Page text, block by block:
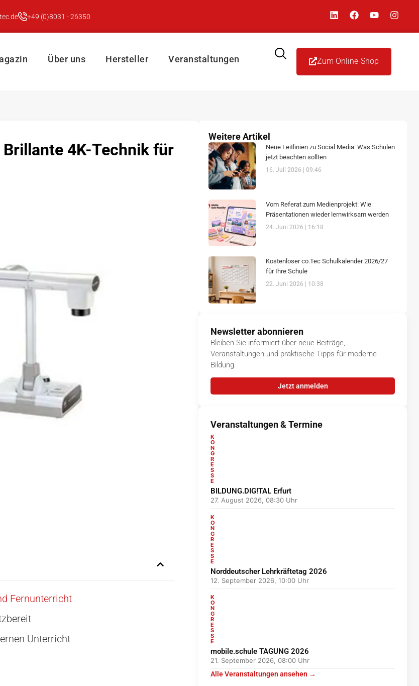
+49 (0)8031 - 26350
Über uns Hersteller Veranstaltungen Zum Online-Shop
4K-Technik für
Fernunterricht
Unterricht
Weitere Artikel
Neue Leitlinien zu Social Media: Was Schulen
jetzt beachten sollten
16. Juli 2026 09:46
Vom Referat zum Medienprojekt: Wie
Präsentationen wieder lernwirksam werden
24. Juni 2026 16:18
Kostenloser co.Tec Schulkalender 2026/27
für Ihre Schule
22. Juni 2026 10:38
Newsletter abonnieren
Bleiben Sie informiert über neue Beiträge,
Veranstaltungen und praktische Tipps für moderne
Bildung.
Jetzt anmelden
Veranstaltungen & Termine
K
O
N
G
R
E
S
S
E
BILDUNG.DIG!TAL Erfurt
27. August 2026, 08:30 Uhr
K
O
N
G
R
E
S
S
E
Norddeutscher Lehrkräftetag 2026
12. September 2026, 10:00 Uhr
K
O
N
G
R
E
S
S
E
mobile.schule TAGUNG 2026
21. September 2026, 08:00 Uhr
Alle Veranstaltungen ansehen →